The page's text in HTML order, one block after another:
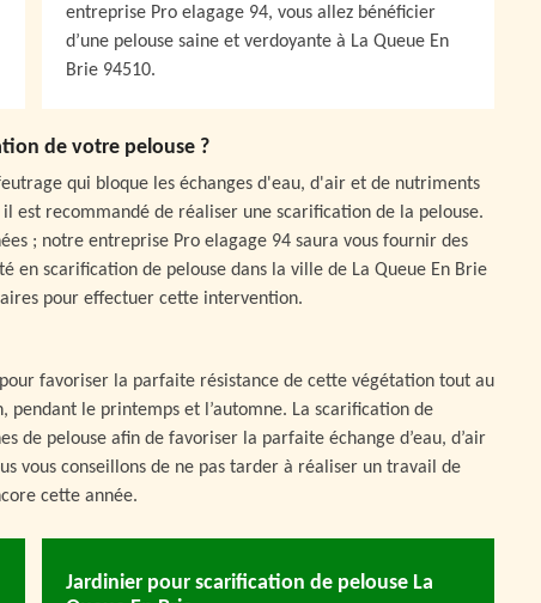
entreprise Pro elagage 94, vous allez bénéficier
d’une pelouse saine et verdoyante à La Queue En
Brie 94510.
de votre pelouse ?
qui bloque les échanges d'eau, d'air et de nutriments
est recommandé de réaliser une scarification de la pelouse.
; notre entreprise Pro elagage 94 saura vous fournir des
en scarification de pelouse dans la ville de La Queue En Brie
pour effectuer cette intervention.
favoriser la parfaite résistance de cette végétation tout au
pendant le printemps et l’automne. La scarification de
de pelouse afin de favoriser la parfaite échange d’eau, d’air
vous conseillons de ne pas tarder à réaliser un travail de
cette année.
Jardinier pour scarification de pelouse La